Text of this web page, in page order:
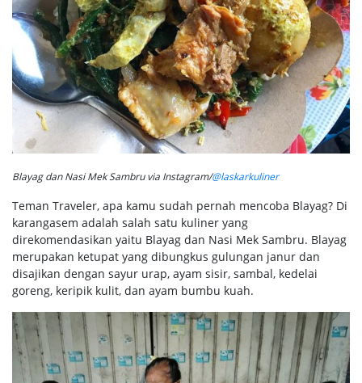
Blayag dan Nasi Mek Sambru via Instagram/@laskarkuliner
Teman Traveler, apa kamu sudah pernah mencoba Blayag? Di
karangasem adalah salah satu kuliner yang
direkomendasikan yaitu Blayag dan Nasi Mek Sambru. Blayag
merupakan ketupat yang dibungkus gulungan janur dan
disajikan dengan sayur urap, ayam sisir, sambal, kedelai
goreng, keripik kulit, dan ayam bumbu kuah.